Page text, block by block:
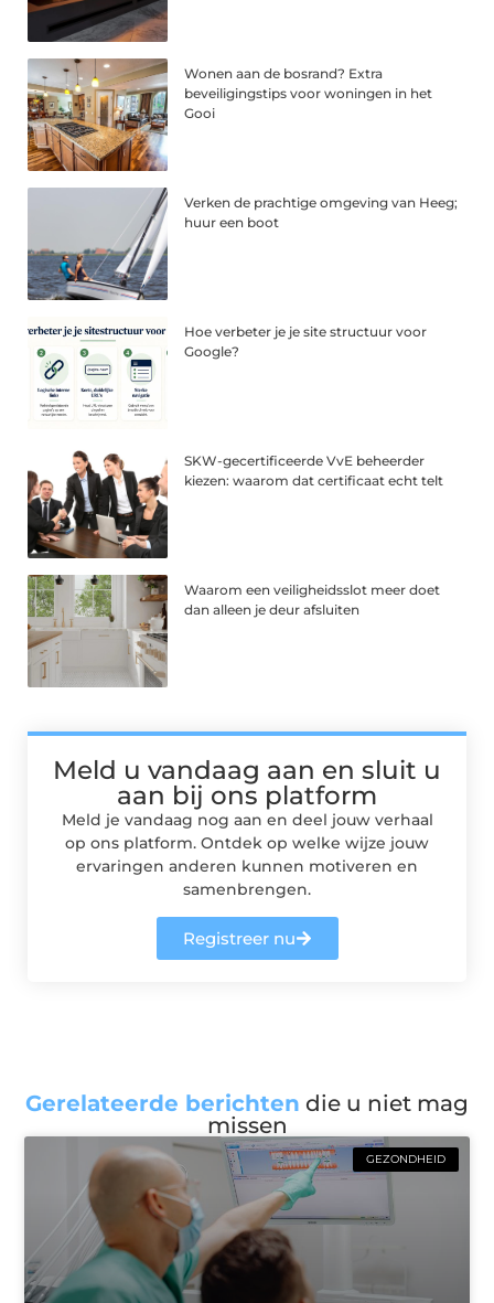
Wonen aan de bosrand? Extra
beveiligingstips voor woningen in het
Gooi
Verken de prachtige omgeving van Heeg;
huur een boot
Hoe verbeter je je site structuur voor
Google?
SKW-gecertificeerde VvE beheerder
kiezen: waarom dat certificaat echt telt
Waarom een veiligheidsslot meer doet
dan alleen je deur afsluiten
Meld u vandaag aan en sluit u
aan bij ons platform
Meld je vandaag nog aan en deel jouw verhaal
op ons platform. Ontdek op welke wijze jouw
ervaringen anderen kunnen motiveren en
samenbrengen.
Registreer nu
Gerelateerde berichten die u niet mag
missen
GEZONDHEID